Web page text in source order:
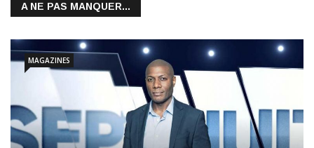
A NE PAS MANQUER...
MAGAZINES